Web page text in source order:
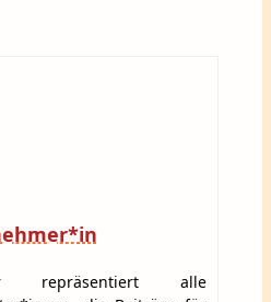
repräsentiert alle